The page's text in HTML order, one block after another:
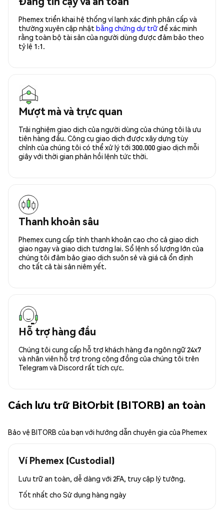
Phemex triển khai hệ thống ví lạnh xác định phân cấp và
thường xuyên cập nhật bằng chứng dự trữđể xác minh
rằng toàn bộ tài sản của người dùng được đảm bảo theo
tỷ lệ 1:1.
Mượt mà và trực quan
Trải nghiệm giao dịch của người dùng của chúng tôi là ưu
tiên hàng đầu. Công cụ giao dịch được xây dựng tùy
chỉnh của chúng tôi có thể xử lý tới 300.000 giao dịch mỗi
giây với thời gian phản hồi lệnh tức thời.
Thanh khoản sâu
Phemex cung cấp tính thanh khoản cao cho cả giao dịch
giao ngay và giao dịch tương lai. Sổ lệnh số lượng lớn của
chúng tôi đảm bảo giao dịch suôn sẻ và giá cả ổn định
cho tất cả tài sản niêm yết.
Hỗ trợ hàng đầu
Chúng tôi cung cấp hỗ trợ khách hàng đa ngôn ngữ 24x7
và nhân viên hỗ trợ trong cộng đồng của chúng tôi trên
Telegram và Discord rất tích cực.
Cách lưu trữ BitOrbit (BITORB) an toàn
Bảo vệ BITORB của bạn với hướng dẫn chuyên gia của Phemex
Ví Phemex (Custodial)
Lưu trữ an toàn, dễ dàng với 2FA, truy cập lý tưởng.
Tốt nhất cho Sử dụng hàng ngày